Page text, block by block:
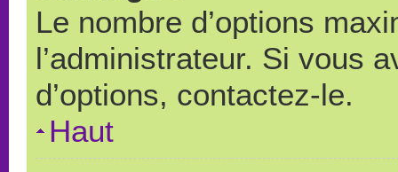
Le nombre d’options
l’administrateur. Si vous
d’options, contactez-le.
Haut